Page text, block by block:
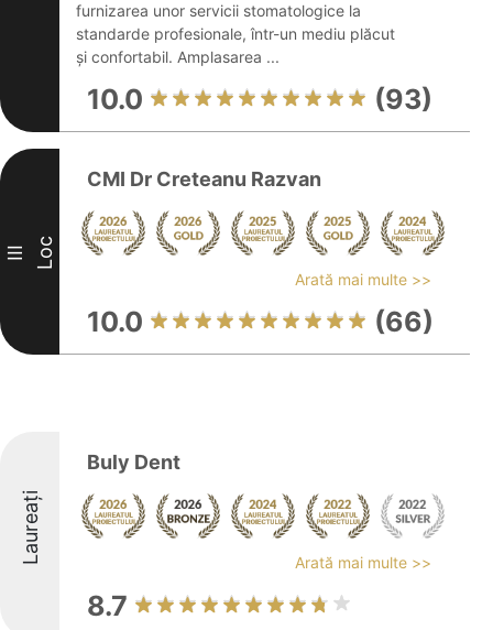
furnizarea unor servicii stomatologice la
standarde profesionale, într-un mediu plăcut
și confortabil. Amplasarea ...
10.0 (93)
III Loc
CMI Dr Creteanu Razvan
Arată mai multe >>
10.0 (66)
Laureați
Buly Dent
Arată mai multe >>
8.7